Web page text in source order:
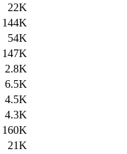
22K
144K
54K
147K
2.8K
6.5K
4.5K
4.3K
160K
21K